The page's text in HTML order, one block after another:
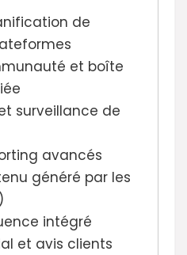
de
et boîte
surveillance de
avancés
généré par les
intégré
et avis clients